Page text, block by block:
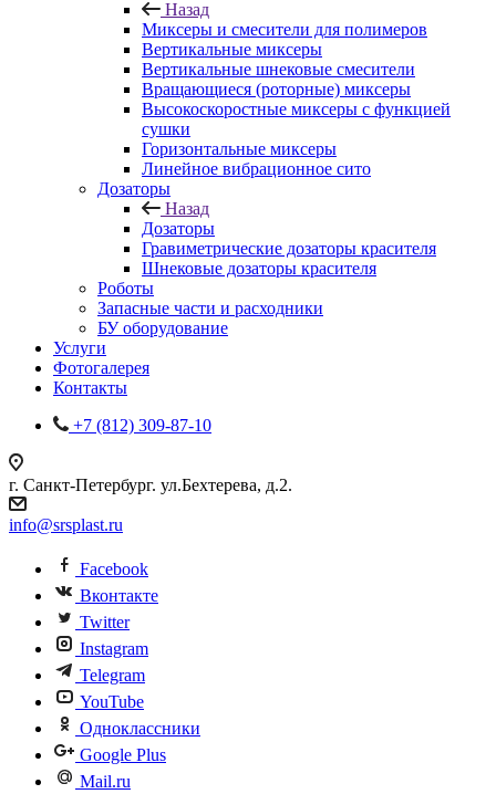
Назад
Миксеры и смесители для полимеров
Вертикальные миксеры
Вертикальные шнековые смесители
Вращающиеся (роторные) миксеры
Высокоскоростные миксеры с функцией
сушки
Горизонтальные миксеры
Линейное вибрационное сито
Дозаторы
Назад
Дозаторы
Гравиметрические дозаторы красителя
Шнековые дозаторы красителя
Роботы
Запасные части и расходники
БУ оборудование
Услуги
Фотогалерея
Контакты
+7 (812) 309-87-10
г. Санкт-Петербург. ул.Бехтерева, д.2.
info@srsplast.ru
Facebook
Вконтакте
Twitter
Instagram
Telegram
YouTube
Одноклассники
Google Plus
Mail.ru